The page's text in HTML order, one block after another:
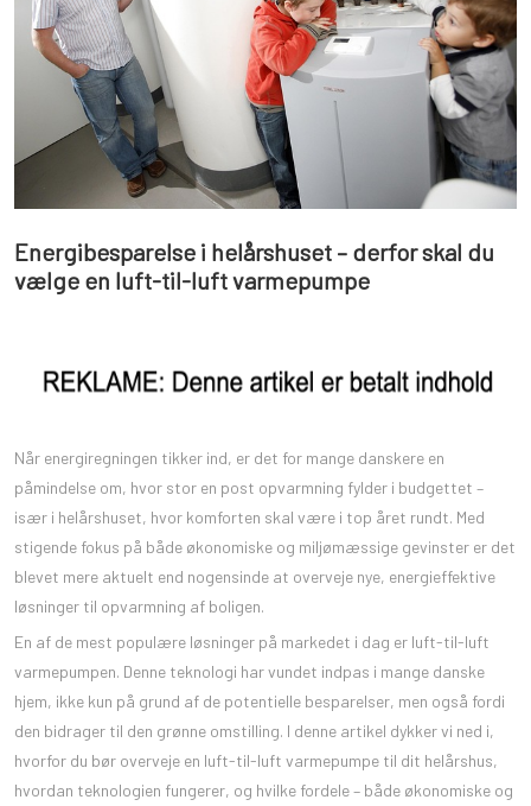
Energibesparelse i helårshuset – derfor skal du
vælge en luft-til-luft varmepumpe
Når energiregningen tikker ind, er det for mange danskere en
påmindelse om, hvor stor en post opvarmning fylder i budgettet –
især i helårshuset, hvor komforten skal være i top året rundt. Med
stigende fokus på både økonomiske og miljømæssige gevinster er det
blevet mere aktuelt end nogensinde at overveje nye, energieffektive
løsninger til opvarmning af boligen.
En af de mest populære løsninger på markedet i dag er luft-til-luft
varmepumpen. Denne teknologi har vundet indpas i mange danske
hjem, ikke kun på grund af de potentielle besparelser, men også fordi
den bidrager til den grønne omstilling. I denne artikel dykker vi ned i,
hvorfor du bør overveje en luft-til-luft varmepumpe til dit helårshus,
hvordan teknologien fungerer, og hvilke fordele – både økonomiske og